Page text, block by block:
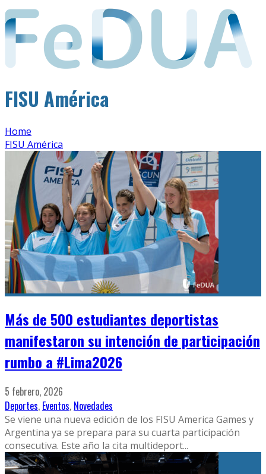
FISU América
Home
FISU América
Más de 500 estudiantes deportistas
manifestaron su intención de participación
rumbo a #Lima2026
5 febrero, 2026
Deportes, Eventos, Novedades
Se viene una nueva edición de los FISU America Games y
Argentina ya se prepara para su cuarta participación
consecutiva. Este año la cita multideport...